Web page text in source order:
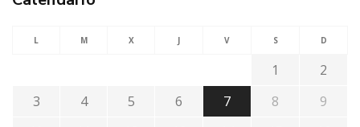
L M X J V S D
1
2
3
4 5 6 7 8
9